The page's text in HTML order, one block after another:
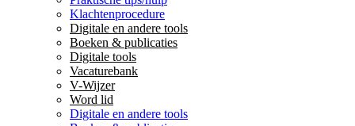
Klachtenprocedure
Digitale en andere tools
Boeken & publicaties
Digitale tools
Vacaturebank
V-Wijzer
Word lid
Digitale en andere tools